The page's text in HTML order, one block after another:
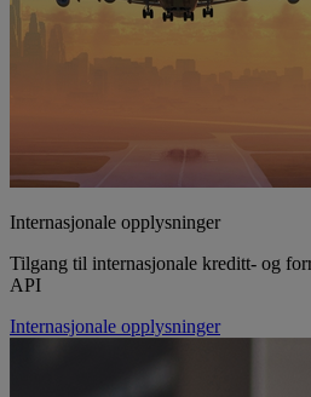
Internasjonale opplysninger
Tilgang til internasjonale kreditt- og
API
Internasjonale opplysninger